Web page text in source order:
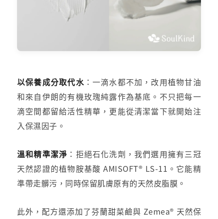
以保養成分取代水：一滴水都不加，改用植物甘油
和來自伊朗的有機玫瑰純露作為基底。不只把每一
滴空間都留給活性精華，更能從清潔當下就開始注
入保濕因子。
溫和精準潔淨 ：拒絕石化洗劑，我們選用擁有三冠
天然認證的植物胺基酸 AMISOFT® LS-11。它能精
準帶走髒污，同時保留肌膚原有的天然皮脂膜。
此外，配方還添加了芬蘭甜菜鹼與 Zemea® 天然保